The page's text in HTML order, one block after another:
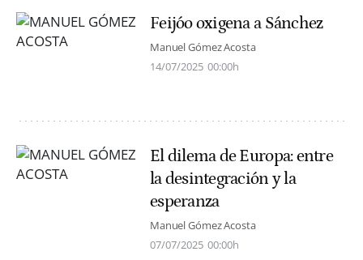
Feijóo oxigena a Sánchez
Manuel Gómez Acosta
14/07/2025 00:00h
El dilema de Europa: entre
la desintegración y la
esperanza
Manuel Gómez Acosta
07/07/2025 00:00h